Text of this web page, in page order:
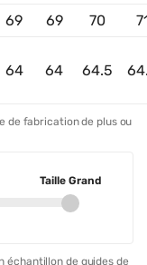
69 69 70
64 64 64.5
de fabrication de plus ou
Taille Grand
échantillon de guides de